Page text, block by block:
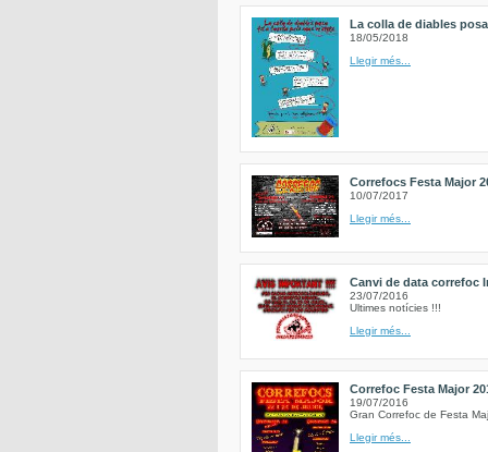
La colla de diables
18/05/2018
Llegir més...
Correfocs Festa Major
10/07/2017
Llegir més...
Canvi de data correfoc
23/07/2016
Ultimes notícies !!!
Llegir més...
Correfoc Festa Major
19/07/2016
Gran Correfoc de Festa
Llegir més...